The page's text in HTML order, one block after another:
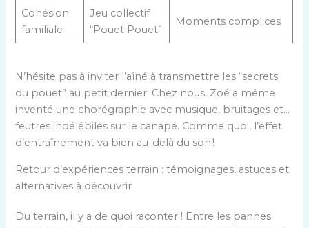
Cohésion
familiale
Jeu collectif
“Pouet Pouet”
Moments complices
N’hésite pas à inviter l’aîné à transmettre les “secrets
du pouet” au petit dernier. Chez nous, Zoé a même
inventé une chorégraphie avec musique, bruitages et…
feutres indélébiles sur le canapé. Comme quoi, l’effet
d’entraînement va bien au-delà du son !
Retour d’expériences terrain : témoignages, astuces et
alternatives à découvrir
Du terrain, il y a de quoi raconter ! Entre les pannes